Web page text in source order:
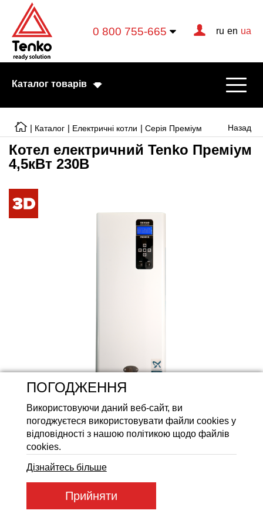
0 800 755-665 ru en ua
Каталог товарів
Конвектори
Тепловентилятори
Готові рішення
Назад
| Каталог | Електричні котли | Серія Преміум
Котел електричний Tenko Преміум
4,5кВт 230В
ПКЕ 4,5_230
51235
ПОГОДЖЕННЯ
Використовуючи даний веб-сайт, ви
погоджуєтеся використовувати файли cookies у
відповідності з нашою політикою щодо файлів
cookies.
Дізнайтесь більше
Прийняти